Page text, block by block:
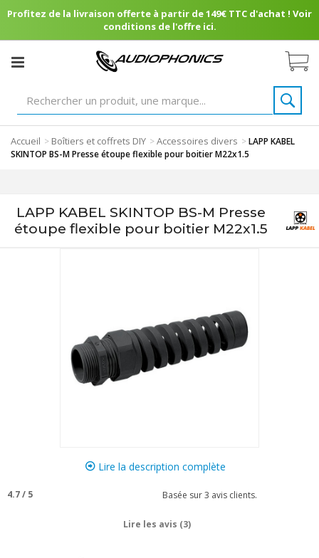
Profitez de la livraison offerte à partir de 149€ TTC d'achat ! Voir
conditions de l'offre ici.
Accueil > Boîtiers et coffrets DIY >Accessoires divers >LAPP KABEL
SKINTOP BS-M Presse étoupe flexible pour boitier M22x1.5
LAPP KABEL SKINTOP BS-M Presse
étoupe flexible pour boitier M22x1.5
Lire la description complète
4.7/ 5 Basée sur3 avis clients.
Lire les avis (3)